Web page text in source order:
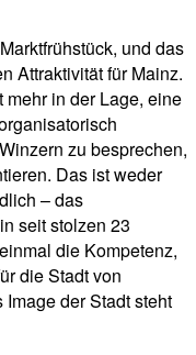
und das
Attraktivität für Mainz.
in der Lage, eine
zu besprechen,
Das ist weder
– das
seit stolzen 23
die Kompetenz,
die Stadt von
der Stadt steht